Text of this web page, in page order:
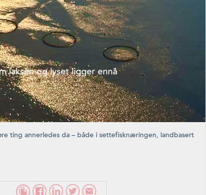
laksen og lyset ligger ennå
ting annerledes da – både i settefisknæringen, landbasert